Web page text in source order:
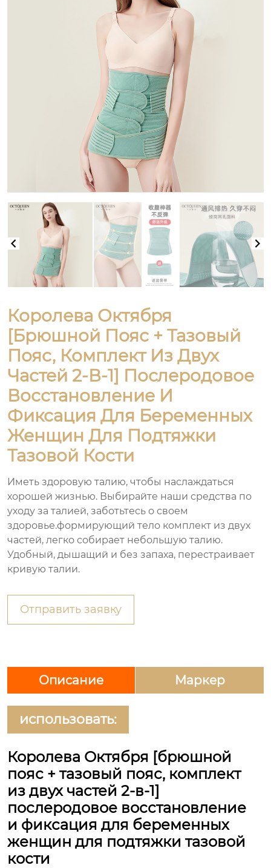
Королева Октября
[брюшной Пояс + Тазовый
Пояс, Комплект Из Двух
Частей 2-В-1] Послеродовое
Восстановление И
Фиксация Для Беременных
Женщин Для Подтяжки
Тазовой Кости
Иметь здоровую талию, чтобы наслаждаться
хорошей жизнью. Выбирайте наши средства по
уходу за талией, заботьтесь о своем
здоровье.формирующий тело комплект из двух
частей, легко собирает небольшую талию.
Удобный, дышащий и без запаха, перестраивает
кривую талии.
Отправить заявку
Описание Маркер
использовать:
Королева Октября [брюшной
пояс + тазовый пояс, комплект
из двух частей 2-в-1]
послеродовое восстановление
и фиксация для беременных
женщин для подтяжки тазовой
кости